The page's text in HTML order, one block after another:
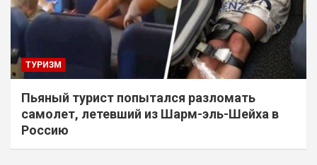
ТУРИЗМ
Пьяный турист попытался разломать
самолет, летевший из Шарм-эль-Шейха в
Россию